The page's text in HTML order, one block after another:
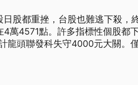
股都重挫，台股也難逃下殺，
萬4571點。許多指標性個股都
龍頭聯發科失守4000元大關。